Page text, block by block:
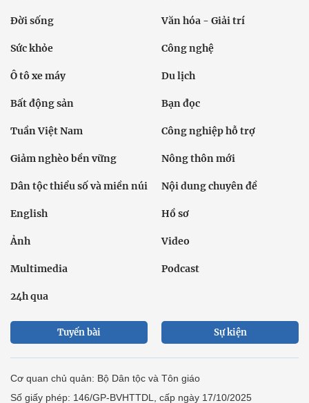
Đời sống Văn hóa - Giải trí
Sức khỏe Công nghệ
Ô tô xe máy Du lịch
Bất động sản Bạn đọc
Tuần Việt Nam Công nghiệp hỗ trợ
Giảm nghèo bền vững Nông thôn mới
Dân tộc thiểu số và miền núi Nội dung chuyên đề
English Hồ sơ
Ảnh Video
Multimedia Podcast
24h qua
Tuyến bài Sự kiện
Cơ quan chủ quản: Bộ Dân tộc và Tôn giáo
Số giấy phép: 146/GP-BVHTTDL, cấp ngày 17/10/2025